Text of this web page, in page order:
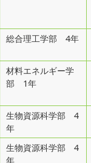
総合理工学部 4年
材料エネルギー学
部 1年
生物資源科学部 4
年
生物資源科学部 4
年